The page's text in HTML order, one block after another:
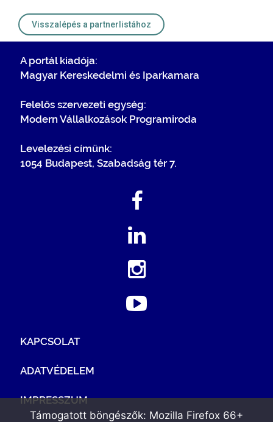
Visszalépés a partnerlistához
A portál kiadója:
Magyar Kereskedelmi és Iparkamara
Felelős szervezeti egység:
Modern Vállalkozások Programiroda
Levelezési címünk:
1054 Budapest, Szabadság tér 7.
KAPCSOLAT
ADATVÉDELEM
IMPRESSZUM
Támogatott böngészők: Mozilla Firefox 66+